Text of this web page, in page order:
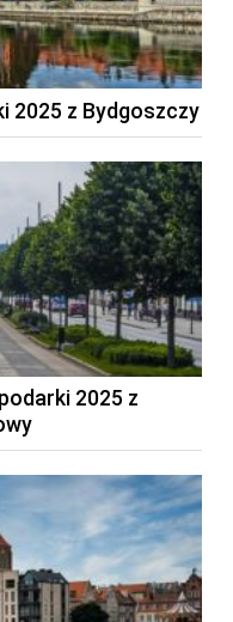
2025 z Bydgoszczy
2025 z